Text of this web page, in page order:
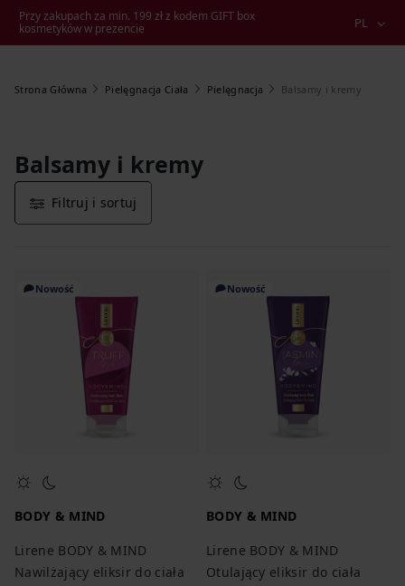
Przy zakupach za min. 199 zł z kodem GIFT box
kosmetyków w prezencie
PL
Strona Główna Pielęgnacja Ciała Pielęgnacja Balsamy i kremy
Balsamy i kremy
Filtruj i sortuj
Nowość
BODY & MIND
Lirene BODY & MIND
Nawilżający eliksir do ciała
Nowość
BODY & MIND
Lirene BODY & MIND
Otulający eliksir do ciała